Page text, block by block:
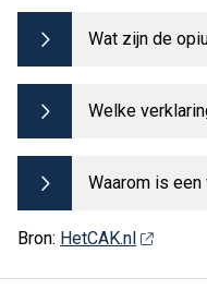
Wat zijn de
Welke
Waarom is
Bron: HetCAK.nl